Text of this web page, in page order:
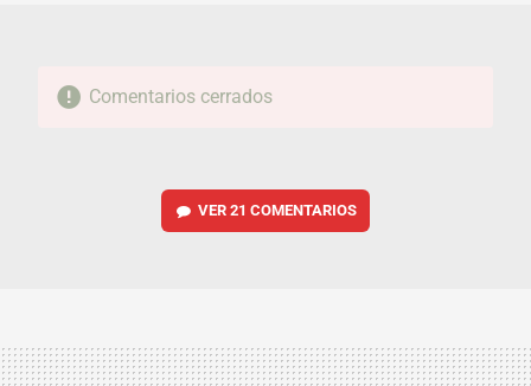
Comentarios cerrados
VER 21 COMENTARIOS